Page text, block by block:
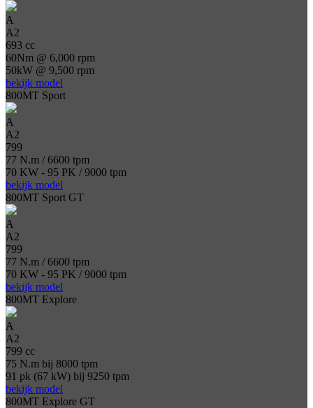
A
A2
693 cc
60Nm @ 6,000 rpm
50kW @ 9,500 rpm
bekijk model
800MT Sport
A
A2
799
77 N.m / 6600 tpm
70 KW - 95 PK / 9000 tpm
bekijk model
800MT Sport GT
A
A2
799
77 N.m / 6600 tpm
70 KW - 95 PK / 9000 tpm
bekijk model
800MT Explore
A
A2
799 cc
75 N.m bij 8000 tpm
91 pk (67 kW) bij 9250 tpm
bekijk model
800MT Explore GT